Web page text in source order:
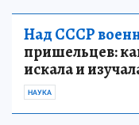
Над СССР
пришельцев:
искала и
НАУКА